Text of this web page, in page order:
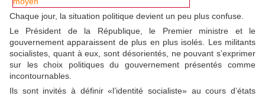
Chaque jour, la situation politique devient un peu plus confuse.
Le Président de la République, le Premier ministre et le
gouvernement apparaissent de plus en plus isolés. Les militants
socialistes, quant à eux, sont désorientés, ne pouvant s’exprimer
sur les choix politiques du gouvernement présentés comme
incontournables.
Ils sont invités à définir «l’identité socialiste» au cours d’états